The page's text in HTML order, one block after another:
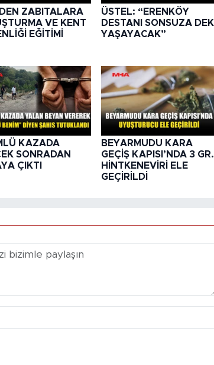
ZABITALARA
VE KENT
EĞİTİMİ
ÜSTEL: “ERENKÖY
DESTANI SONSUZA DEK
YAŞAYACAK”
KAZADA
SONRADAN
ÇIKTI
BEYARMUDU KARA
GEÇİŞ KAPISI’NDA 3 GR.
HİNTKENEVİRİ ELE
GEÇİRİLDİ